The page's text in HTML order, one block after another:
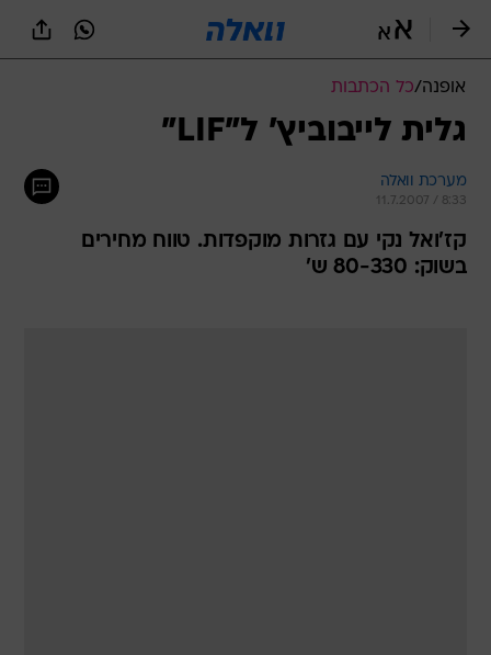
אופנה/כל הכתבות
גלית לייבוביץ' ל"LIF"
מערכת וואלה
11.7.2007 / 8:33
קז'ואל נקי עם גזרות מוקפדות. טווח מחירים
בשוק: 80-330 ש'